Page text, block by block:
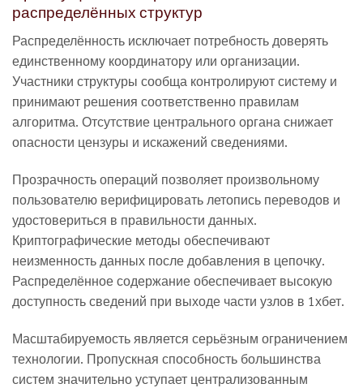
распределённых структур
Распределённость исключает потребность доверять
единственному координатору или организации.
Участники структуры сообща контролируют систему и
принимают решения соответственно правилам
алгоритма. Отсутствие центрального органа снижает
опасности цензуры и искажений сведениями.
Прозрачность операций позволяет произвольному
пользователю верифицировать летопись переводов и
удостовериться в правильности данных.
Криптографические методы обеспечивают
неизменность данных после добавления в цепочку.
Распределённое содержание обеспечивает высокую
доступность сведений при выходе части узлов в 1хбет.
Масштабируемость является серьёзным ограничением
технологии. Пропускная способность большинства
систем значительно уступает централизованным